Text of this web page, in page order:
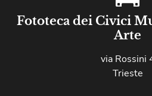
Fototeca dei Civici
Arte
via Rossini
Trieste